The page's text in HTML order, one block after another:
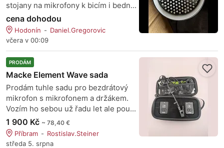
stojany na mikrofony k bicím i bedn...
cena dohodou
Hodonín
Daniel.Gregorovic
včera v 00:09
PRODÁM
Macke Element Wave sada
Prodám tuhle sadu pro bezdrátový
mikrofon s mikrofonem a držákem.
Vozím ho sebou už řadu let ale pou...
1 900 Kč ~ 78,40 €
Příbram
Rostislav.Steiner
středa 5. srpna